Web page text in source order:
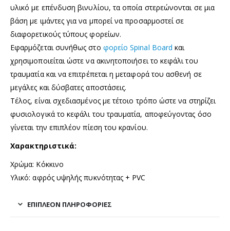
υλικό με επένδυση βινυλίου, τα οποία στερεώνονται σε μια
βάση με ιμάντες για να μπορεί να προσαρμοστεί σε
διαφορετικούς τύπους φορείων.
Εφαρμόζεται συνήθως στο φορείο Spinal Board και
χρησιμοποιείται ώστε να ακινητοποιήσει το κεφάλι του
τραυματία και να επιτρέπεται η μεταφορά του ασθενή σε
μεγάλες και δύσβατες αποστάσεις.
Τέλος, είναι σχεδιασμένος με τέτοιο τρόπο ώστε να στηρίζει
φυσιολογικά το κεφάλι του τραυματία, αποφεύγοντας όσο
γίνεται την επιπλέον πίεση του κρανίου.
Χαρακτηριστικά:
Χρώμα: Κόκκινο
Υλικό: αφρός υψηλής πυκνότητας + PVC
ΕΠΙΠΛΈΟΝ ΠΛΗΡΟΦΟΡΊΕΣ